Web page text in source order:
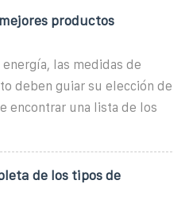
productos
las medidas de
deben guiar su elección de
encontrar una lista de los
de los tipos de